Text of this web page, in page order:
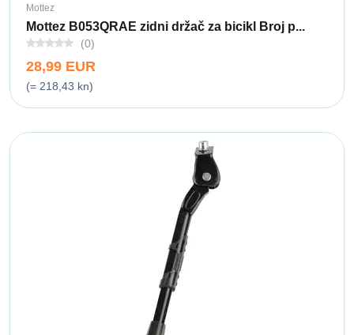
Mottez
Mottez B053QRAE zidni držač za bicikl Broj p...
(0)
28,99 EUR
(= 218,43 kn)